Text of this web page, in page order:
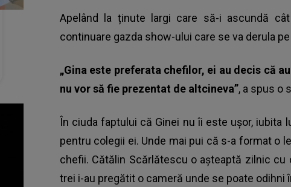
Apelând la ținute largi care să-i ascundă
continuare gazda show-ului care se va derula
„Gina este preferata chefilor, ei au decis că
nu vor să fie prezentat de altcineva”, a spus o
În ciuda faptului că Ginei nu îi este ușor,
pentru colegii ei. Unde mai pui că s-a format o
chefii. Cătălin Scărlătescu o așteaptă zilnic
trei i-au pregătit o cameră unde se poate odihni